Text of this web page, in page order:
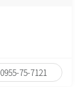
0955-75-7121